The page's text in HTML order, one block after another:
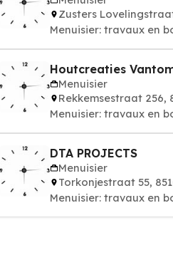
Zusters Lovelingstraat
Menuisier: travaux en
Houtcreaties
Menuisier
Rekkemsestraat 256,
Menuisier: travaux en
DTA PROJECTS
Menuisier
Torkonjestraat 55,
Menuisier: travaux en